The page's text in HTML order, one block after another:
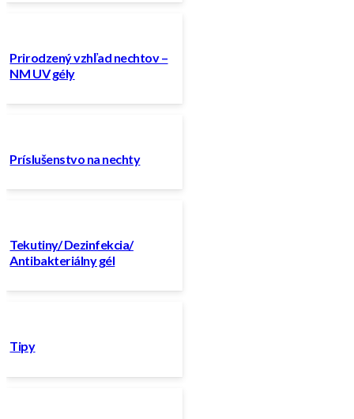
Prirodzený vzhľad nechtov –
NM UV gély
Príslušenstvo na nechty
Tekutiny/ Dezinfekcia/
Antibakteriálny gél
Tipy